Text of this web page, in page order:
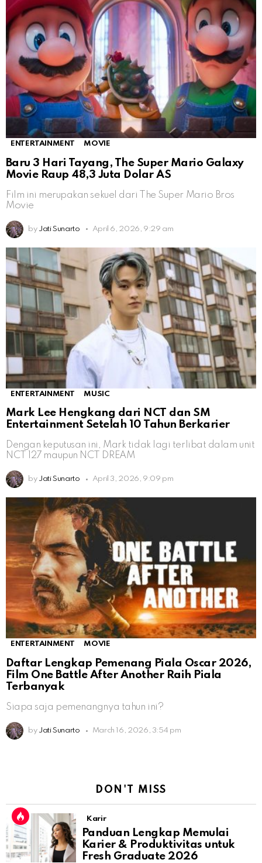
ENTERTAINMENT MOVIE
Baru 3 Hari Tayang, The Super Mario Galaxy
Movie Raup 48,3 Juta Dolar AS
Film ini merupakan sekuel dari The Super Mario Bros
Movie
by Jati Sunarto April 6, 2026, 9:29 am
ENTERTAINMENT MUSIC
Mark Lee Hengkang dari NCT dan SM
Entertainment Setelah 10 Tahun Berkarier
Dengan keputusan ini, Mark tidak lagi terlibat dalam unit
NCT 127 maupun NCT DREAM
by Jati Sunarto April 3, 2026, 9:09 pm
ENTERTAINMENT MOVIE
Daftar Lengkap Pemenang Piala Oscar 2026,
Film One Battle After Another Raih Piala
Terbanyak
Siapa saja pemenangnya tahun ini?
by Jati Sunarto March 16, 2026, 3:54 pm
DON'T MISS
Karir
Panduan Lengkap Memulai
Karier & Produktivitas untuk
Fresh Graduate 2026